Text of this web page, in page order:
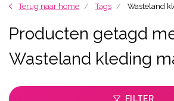
Terug naar home Tags Wasteland
Producten getagd
Wasteland kleding
FILTER